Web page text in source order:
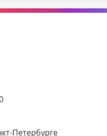
Петербурге